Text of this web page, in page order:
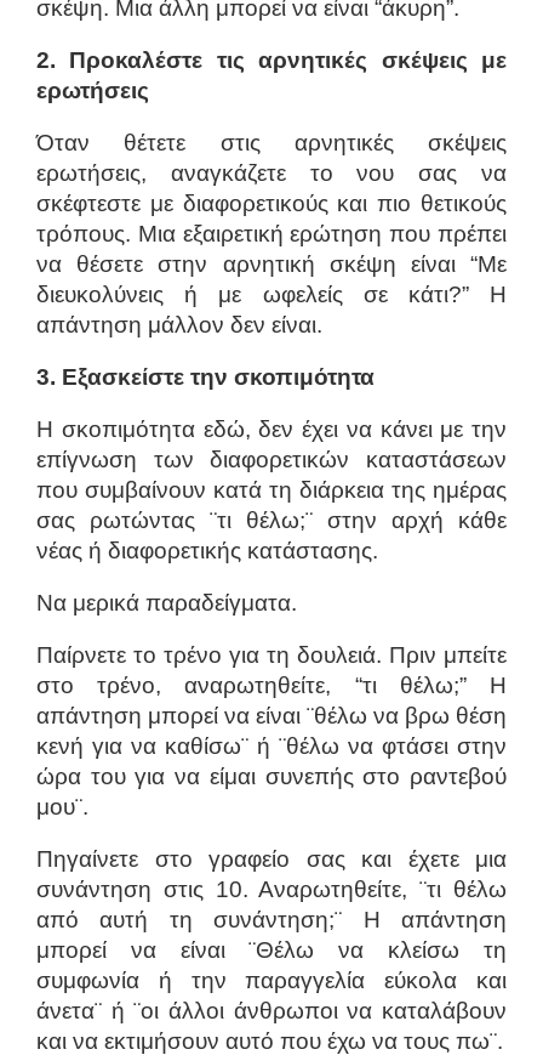
σκέψη. Μια άλλη μπορεί να είναι “άκυρη”.
2. Προκαλέστε τις αρνητικές σκέψεις με
ερωτήσεις
Όταν θέτετε στις αρνητικές σκέψεις
ερωτήσεις, αναγκάζετε το νου σας να
σκέφτεστε με διαφορετικούς και πιο θετικούς
τρόπους. Μια εξαιρετική ερώτηση που πρέπει
να θέσετε στην αρνητική σκέψη είναι “Με
διευκολύνεις ή με ωφελείς σε κάτι?” Η
απάντηση μάλλον δεν είναι.
3. Εξασκείστε την σκοπιμότητα
Η σκοπιμότητα εδώ, δεν έχει να κάνει με την
επίγνωση των διαφορετικών καταστάσεων
που συμβαίνουν κατά τη διάρκεια της ημέρας
σας ρωτώντας ¨τι θέλω;¨ στην αρχή κάθε
νέας ή διαφορετικής κατάστασης.
Να μερικά παραδείγματα.
Παίρνετε το τρένο για τη δουλειά. Πριν μπείτε
στο τρένο, αναρωτηθείτε, “τι θέλω;” Η
απάντηση μπορεί να είναι ¨θέλω να βρω θέση
κενή για να καθίσω¨ ή ¨θέλω να φτάσει στην
ώρα του για να είμαι συνεπής στο ραντεβού
μου¨.
Πηγαίνετε στο γραφείο σας και έχετε μια
συνάντηση στις 10. Αναρωτηθείτε, ¨τι θέλω
από αυτή τη συνάντηση;¨ Η απάντηση
μπορεί να είναι ¨Θέλω να κλείσω τη
συμφωνία ή την παραγγελία εύκολα και
άνετα¨ ή ¨οι άλλοι άνθρωποι να καταλάβουν
και να εκτιμήσουν αυτό που έχω να τους πω¨.